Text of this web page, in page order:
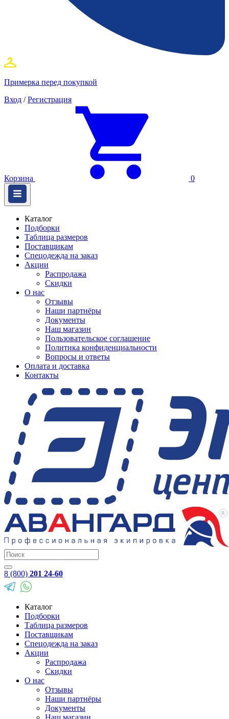
Примерка перед покупкой
Вход / Регистрация
Корзина 0
Каталог
Подборки
Таблица размеров
Поставщикам
Спецодежда на заказ
Акции
Распродажа
Скидки
О нас
Отзывы
Наши партнёры
Документы
Наш магазин
Пользовательское соглашение
Политика конфиденциальности
Вопросы и ответы
Оплата и доставка
Контакты
8 (800) 201 24-60
Каталог
Подборки
Таблица размеров
Поставщикам
Спецодежда на заказ
Акции
Распродажа
Скидки
О нас
Отзывы
Наши партнёры
Документы
Наш магазин